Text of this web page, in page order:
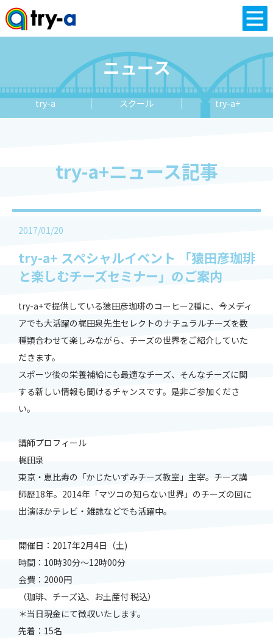
ニュース
try-a スクール try-a+
try-a+ニュース記事
2017/01/20
try-a+ スペシャルイベント 「猿田彦珈琲
と楽しむチーズセミナー」のご案内
try-a+で提供している猿田彦珈琲のコーヒー2種に、今メディ
アでも大活躍の梶田泉先生セレクトのナチュラルチーズを数
種類合わせて楽しみながら、チーズの世界をご紹介していた
だきます。
スポーツ後の栄養補給にも最適なチーズ、そんなチーズに関
する新しい情報も聞けるチャンスです。是非ご参加くださ
い。
講師プロフィール
梶田泉
東京・恵比寿の「かじたいずみチーズ教室」主宰。チーズ講
師歴18年。2014年「マツコの知らない世界」のチーズの回に
出演ほかテレビ・雑誌などでも活躍中。
開催日：2017年2月4日（土)
時間：10時30分～12時00分
会費：2000円
（珈琲、チーズ込、お土産付 税込）
＊当日現金にて徴収いたします。
先着：15名